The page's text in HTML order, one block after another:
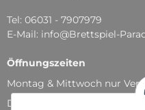
Tel: 06031 - 7907979
E-Mail: info@Brettspiel-
Öffnungszeiten
Montag & Mittwoch nur
Dienstag, Donnerstag und